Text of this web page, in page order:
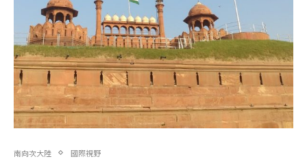
南向次大陸 國際視野